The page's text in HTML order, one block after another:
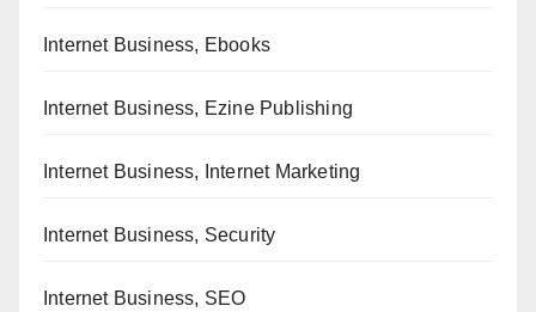
Internet Business, Ebooks
Internet Business, Ezine Publishing
Internet Business, Internet Marketing
Internet Business, Security
Internet Business, SEO